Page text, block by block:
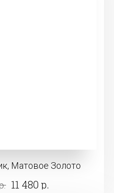
Матовое Золото
11 480 р.